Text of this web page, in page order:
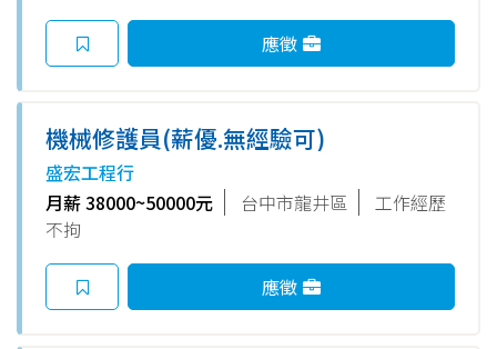
應徵
機械修護員(薪優.無經驗可)
盛宏工程行
月薪 38000~50000元
台中市龍井區
工作經歷
不拘
應徵